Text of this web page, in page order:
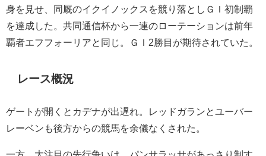
身を見せ、同厩のイクイノックスを競り落としＧＩ初制覇
を達成した。共同通信杯から一連のローテーションは前年
覇者エフフォーリアと同じ。ＧＩ2勝目が期待されていた。
レース概況
ゲートが開くとカデナが出遅れ。レッドガランとユーバー
レーベンも後方からの競馬を余儀なくされた。